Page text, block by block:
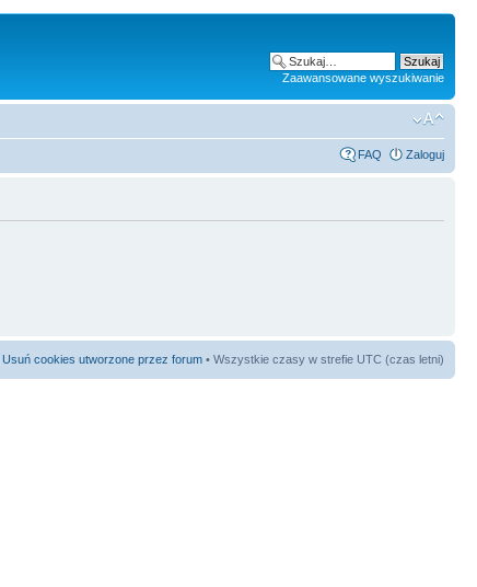
Zaawansowane wyszukiwanie
FAQ Zaloguj
Usuń cookies utworzone przez forum • Wszystkie czasy w strefie UTC (czas letni)